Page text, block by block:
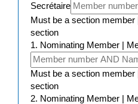
Secrétaire
Must be a section
section
1. Nominating Member |
Must be a section
section
2. Nominating Member |